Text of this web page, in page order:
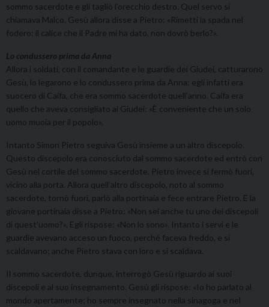
sommo sacerdote e gli tagliò l’orecchio destro. Quel servo si
chiamava Malco. Gesù allora disse a Pietro: «Rimetti la spada nel
fodero: il calice che il Padre mi ha dato, non dovrò berlo?».
Lo condussero prima da Anna
Allora i soldati, con il comandante e le guardie dei Giudei, catturarono
Gesù, lo legarono e lo condussero prima da Anna: egli infatti era
suocero di Caifa, che era sommo sacerdote quell’anno. Caifa era
quello che aveva consigliato ai Giudei: «È conveniente che un solo
uomo muoia per il popolo».
Intanto Simon Pietro seguiva Gesù insieme a un altro discepolo.
Questo discepolo era conosciuto dal sommo sacerdote ed entrò con
Gesù nel cortile del sommo sacerdote. Pietro invece si fermò fuori,
vicino alla porta. Allora quell’altro discepolo, noto al sommo
sacerdote, tornò fuori, parlò alla portinaia e fece entrare Pietro. E la
giovane portinaia disse a Pietro: «Non sei anche tu uno dei discepoli
di quest’uomo?». Egli rispose: «Non lo sono». Intanto i servi e le
guardie avevano acceso un fuoco, perché faceva freddo, e si
scaldavano; anche Pietro stava con loro e si scaldava.
Il sommo sacerdote, dunque, interrogò Gesù riguardo ai suoi
discepoli e al suo insegnamento. Gesù gli rispose: «Io ho parlato al
mondo apertamente; ho sempre insegnato nella sinagoga e nel